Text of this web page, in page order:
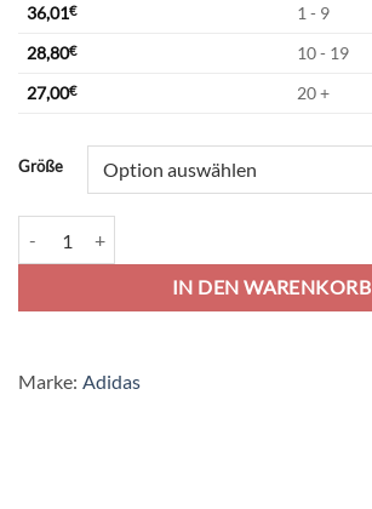
36,01€
1 - 9
28,80€
10 - 19
27,00€ 20 +
Größe
IN DEN WARENKORB
Alternative:
Marke: Adidas